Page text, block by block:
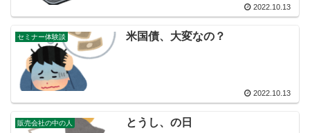
2022.10.13
セミナー体験談 米国債、大変なの？
2022.10.13
販売会社の中の人 とうし、の日